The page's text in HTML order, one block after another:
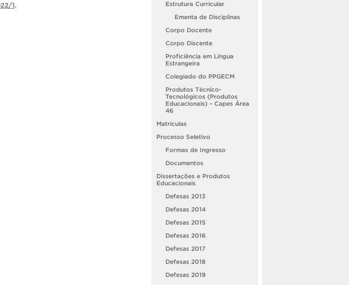
1.
Estrutura Curricular
Ementa de Disciplinas
Corpo Docente
Corpo Discente
Proficiência em Língua
Estrangeira
Colegiado do PPGECM
Produtos Técnico-
Tecnológicos (Produtos
Educacionais) – Capes Área
46
Matrículas
Processo Seletivo
Formas de Ingresso
Documentos
Dissertações e Produtos
Educacionais
Defesas 2013
Defesas 2014
Defesas 2015
Defesas 2016
Defesas 2017
Defesas 2018
Defesas 2019